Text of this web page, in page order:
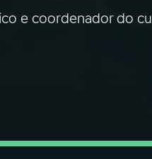
e coordenador do